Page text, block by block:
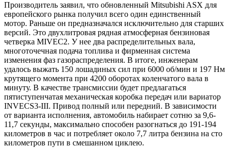
Производитель заявил, что обновленный Mitsubishi ASX для
европейского рынка получил всего один единственный
мотор. Раньше он предназначался исключительно для старших
версий. Это двухлитровая рядная атмосферная бензиновая
четверка MIVEC2. У нее два распределительных вала,
многоточечная подача топлива и фирменная система
изменения фаз газораспределения. В итоге, инженерам
удалось выжать 150 лошадиных сил при 6000 об/мин и 197 Нм
крутящего момента при 4200 оборотах коленчатого вала в
минуту. В качестве трансмиссии будет предлагаться
пятиступенчатая механическая коробка передач или вариатор
INVECS3-III. Привод полный или передний. В зависимости
от варианта исполнения, автомобиль набирает сотню за 9,6-
11,7 секунды, максимально способен разогнаться до 191-194
километров в час и потребляет около 7,7 литра бензина на сто
километров пути в смешанном циклею.